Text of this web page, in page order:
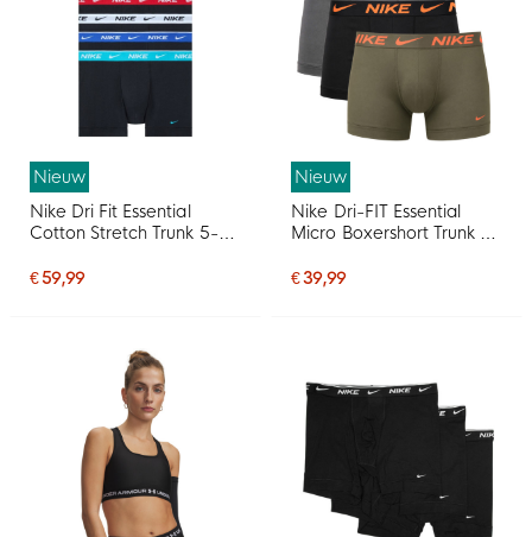
Nieuw
Nike Dri Fit Essential
Cotton Stretch Trunk 5-
€ 59,99
Nieuw
Nike Dri-FIT Essential
Micro Boxershort Trunk 3-
€ 39,99